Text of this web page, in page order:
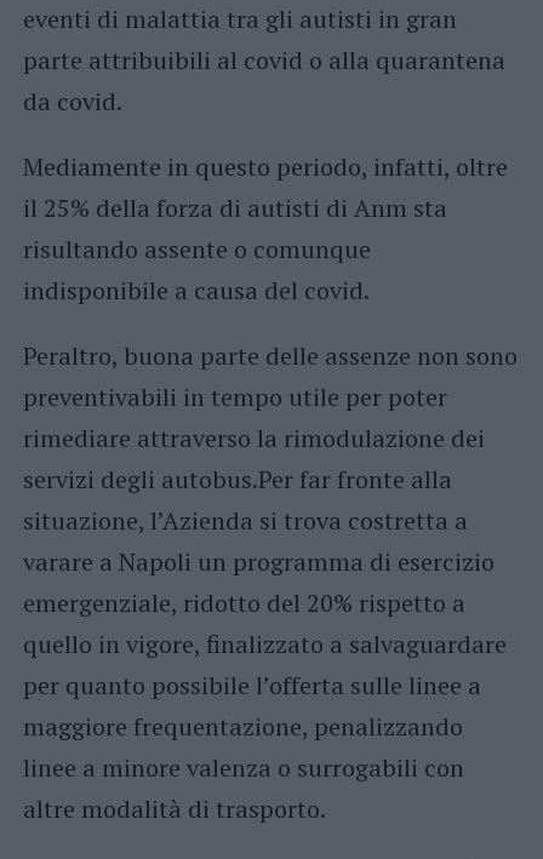
eventi di malattia tra gli autisti in gran
parte attribuibili al covid o alla quarantena
da covid.
Mediamente in questo periodo, infatti, oltre
il 25% della forza di autisti di Anm sta
risultando assente o comunque
indisponibile a causa del covid.
Peraltro, buona parte delle assenze non sono
preventivabili in tempo utile per poter
rimediare attraverso la rimodulazione dei
servizi degli autobus.Per far fronte alla
situazione, l’Azienda si trova costretta a
varare a Napoli un programma di esercizio
emergenziale, ridotto del 20% rispetto a
quello in vigore, finalizzato a salvaguardare
per quanto possibile l’offerta sulle linee a
maggiore frequentazione, penalizzando
linee a minore valenza o surrogabili con
altre modalità di trasporto.